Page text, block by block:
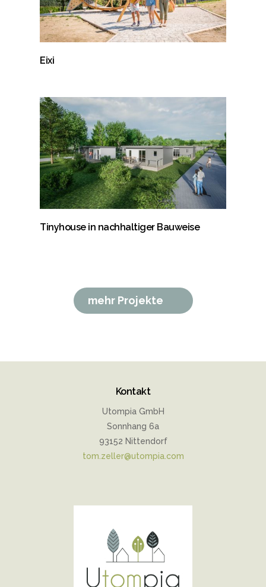
Eixi
Tinyhouse in nachhaltiger Bauweise
mehr Projekte
Kontakt
Utompia GmbH
Sonnhang 6a
93152 Nittendorf
tom.zeller@utompia.com